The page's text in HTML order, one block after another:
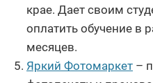
крае. Дает своим
оплатить обучение в
месяцев.
Яркий Фотомаркет –